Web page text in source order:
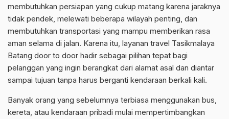
membutuhkan persiapan yang cukup matang karena jaraknya
tidak pendek, melewati beberapa wilayah penting, dan
membutuhkan transportasi yang mampu memberikan rasa
aman selama di jalan. Karena itu, layanan travel Tasikmalaya
Batang door to door hadir sebagai pilihan tepat bagi
pelanggan yang ingin berangkat dari alamat asal dan diantar
sampai tujuan tanpa harus berganti kendaraan berkali kali.
Banyak orang yang sebelumnya terbiasa menggunakan bus,
kereta, atau kendaraan pribadi mulai mempertimbangkan